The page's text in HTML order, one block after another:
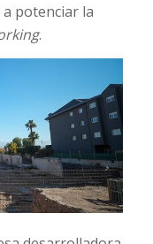
potenciar la
.